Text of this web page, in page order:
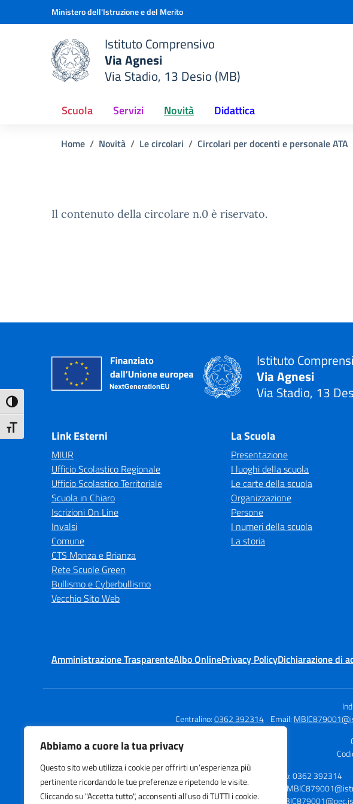
Abbiamo a cuore la tua privacy
Questo sito web utilizza i cookie per offrirti un’esperienza più
pertinente ricordando le tue preferenze e ripetendo le visite.
Cliccando su "Accetta tutto", acconsenti all'uso di TUTTI i cookie.
Attiva/disattiva alto contrasto
Attiva/disattiva dimensione testo
Vai ai contenuti
Vai al menu di navigazioneMinistero dell'Istruzione e del Merito
scuola
Istituto Comprensivo
Via Agnesi
Via Stadio, 13 Desio (MB)
Scuola Servizi Novità Didattica
Home Novità Le circolari Circolari per docenti e personale ATA
Il contenuto della circolare n.0 è riservato.
Istituto
Via Agnesi
Via Stadio, 13
Link Esterni
MIUR
Ufficio Scolastico Regionale
Ufficio Scolastico Territoriale
Scuola in Chiaro
Iscrizioni On Line
Invalsi
Comune
CTS Monza e Brianza
Rete Scuole Green
Bullismo e Cyberbullismo
Vecchio Sito Web
La Scuola
Presentazione
I luoghi della scuola
Le carte della scuola
Organizzazione
Persone
I numeri della scuola
La storia
Amministrazione TrasparenteAlbo OnlinePrivacy PolicyDichiarazione di
Centralino:0362 392314 Email:
Istituto Comprensivo
Via Agnesi
Via Stadio 13, Desio (MB)
Telefono: 0362 392314
E-mail:
PEC: